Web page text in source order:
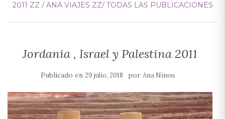
2011 ZZ / ANA VIAJES ZZ/ TODAS LAS PUBLICACIONES
Jordania , Israel y Palestina 2011
Publicado en 29 julio, 2018 por Ana Ninou